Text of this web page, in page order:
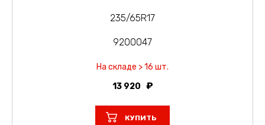
235/65R17
9200047
На складе > 16 шт.
13 920
КУПИТЬ